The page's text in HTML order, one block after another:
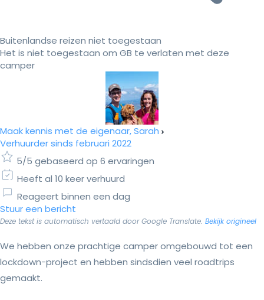
Buitenlandse reizen niet toegestaan
Het is niet toegestaan om GB te verlaten met deze
camper
Maak kennis met de eigenaar, Sarah
Verhuurder sinds februari 2022
5/5 gebaseerd op 6 ervaringen
Heeft al 10 keer verhuurd
Reageert binnen een dag
Stuur een bericht
Deze tekst is automatisch vertaald door Google Translate. Bekijk origineel
We hebben onze prachtige camper omgebouwd tot een
lockdown-project en hebben sindsdien veel roadtrips
gemaakt.